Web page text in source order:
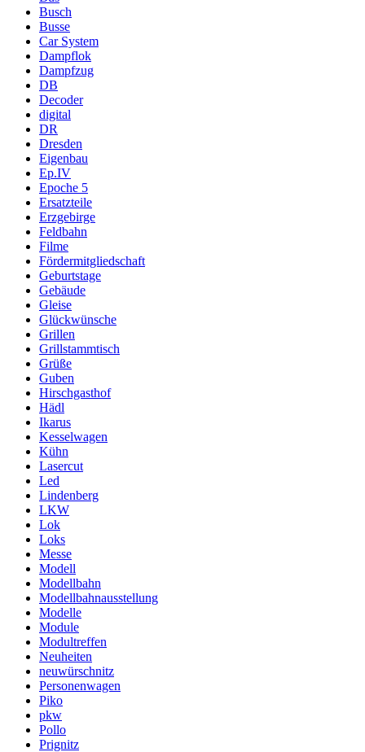
Busch
Busse
Car System
Dampflok
Dampfzug
DB
Decoder
digital
DR
Dresden
Eigenbau
Ep.IV
Epoche 5
Ersatzteile
Erzgebirge
Feldbahn
Filme
Fördermitgliedschaft
Geburtstage
Gebäude
Gleise
Glückwünsche
Grillen
Grillstammtisch
Grüße
Guben
Hirschgasthof
Hädl
Ikarus
Kesselwagen
Kühn
Lasercut
Led
Lindenberg
LKW
Lok
Loks
Messe
Modell
Modellbahn
Modellbahnausstellung
Modelle
Module
Modultreffen
Neuheiten
neuwürschnitz
Personenwagen
Piko
pkw
Pollo
Prignitz